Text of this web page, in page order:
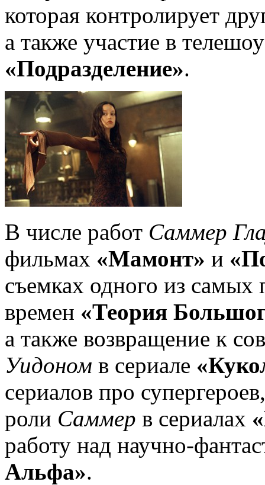
которая контролирует
а также участие в
«Подразделение».
В числе работ Саммер
фильмах «Мамонт» и
съемках одного из самых
времен «Теория
а также возвращение к
Уидоном в сериале
сериалов про
роли Саммер в сериалах
работу над научно-
Альфа».